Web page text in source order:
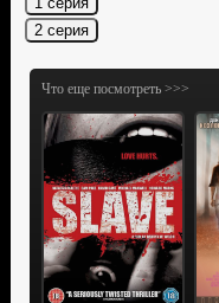
Что еще посмотреть >>>